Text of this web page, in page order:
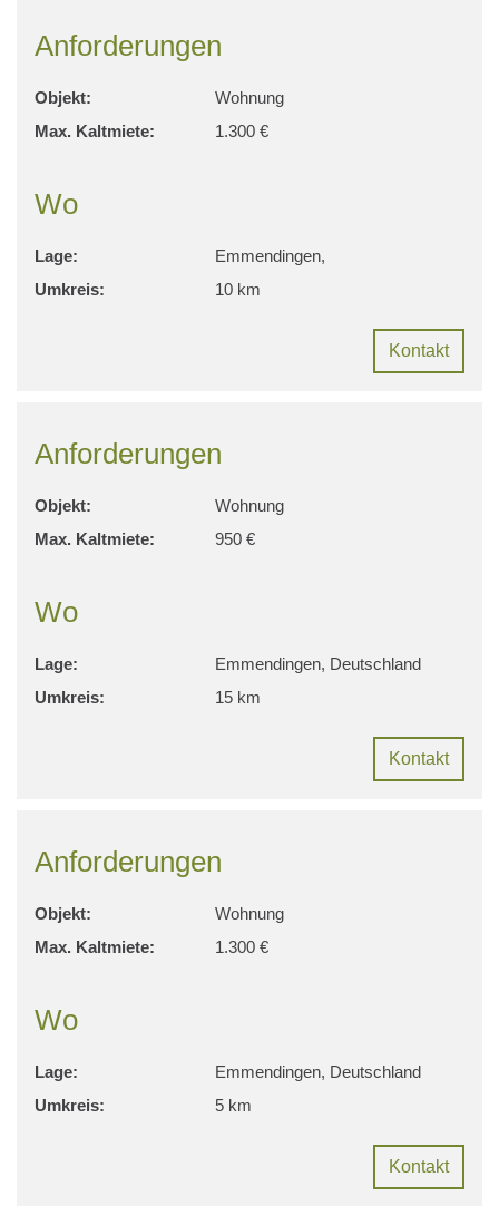
Anforderungen
Objekt:
Wohnung
Max. Kaltmiete:
1.300 €
Wo
Lage:
Emmendingen,
Umkreis:
10 km
Kontakt
Anforderungen
Objekt:
Wohnung
Max. Kaltmiete:
950 €
Wo
Lage:
Emmendingen, Deutschland
Umkreis:
15 km
Kontakt
Anforderungen
Objekt:
Wohnung
Max. Kaltmiete:
1.300 €
Wo
Lage:
Emmendingen, Deutschland
Umkreis:
5 km
Kontakt